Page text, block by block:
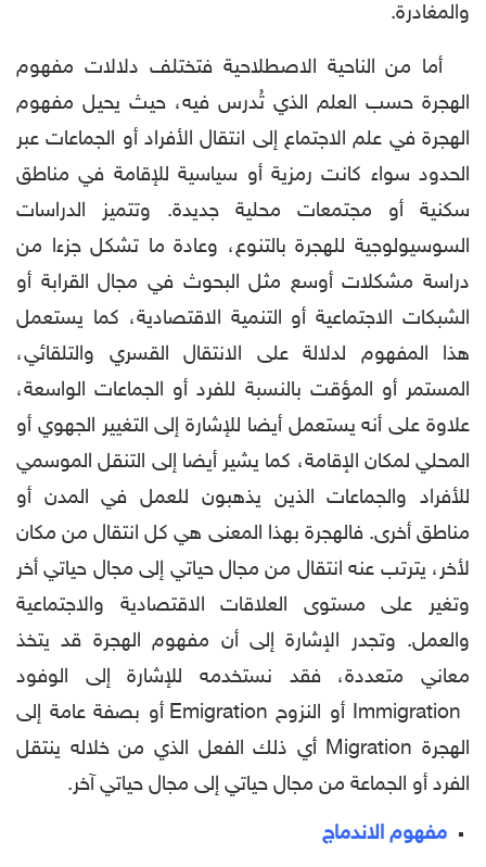
والمغادرة.
أما من الناحية الاصطلاحية فتختلف دلالات مفهوم
الهجرة حسب العلم الذي تُدرس فيه، حيث يحيل مفهوم
الهجرة في علم الاجتماع إلى انتقال الأفراد أو الجماعات عبر
الحدود سواء كانت رمزية أو سياسية للإقامة في مناطق
سكنية أو مجتمعات محلية جديدة. وتتميز الدراسات
السوسيولوجية للهجرة بالتنوع، وعادة ما تشكل جزءا من
دراسة مشكلات أوسع مثل البحوث في مجال القرابة أو
الشبكات الاجتماعية أو التنمية الاقتصادية، كما يستعمل
هذا المفهوم لدلالة على الانتقال القسري والتلقائي،
المستمر أو المؤقت بالنسبة للفرد أو الجماعات الواسعة،
علاوة على أنه يستعمل أيضا للإشارة إلى التغيير الجهوي أو
المحلي لمكان الإقامة، كما يشير أيضا إلى التنقل الموسمي
للأفراد والجماعات الذين يذهبون للعمل في المدن أو
مناطق أخرى. فالهجرة بهذا المعنى هي كل انتقال من مكان
لأخر، يترتب عنه انتقال من مجال حياتي إلى مجال حياتي أخر
وتغير على مستوى العلاقات الاقتصادية والاجتماعية
والعمل. وتجدر الإشارة إلى أن مفهوم الهجرة قد يتخذ
معاني متعددة، فقد نستخدمه للإشارة إلى الوفود
Immigration أو النزوح Emigration أو بصفة عامة إلى
الهجرة Migration أي ذلك الفعل الذي من خلاله ينتقل
الفرد أو الجماعة من مجال حياتي إلى مجال حياتي آخر.
مفهوم الاندماج